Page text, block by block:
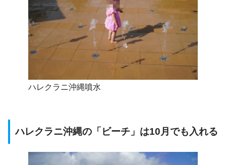
ハレクラニ沖縄噴水
ハレクラニ沖縄の「ビーチ」は10月でも入れる